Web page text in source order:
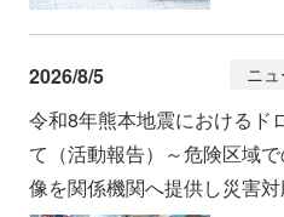
2026/8/5 ニ
令和8年熊本地震におけるド
て（活動報告）～危険区域
像を関係機関へ提供し災害